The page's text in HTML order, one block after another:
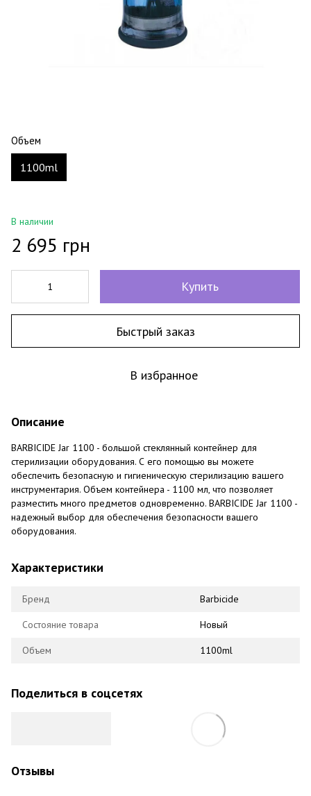
Объем
1100ml
В наличии
2 695 грн
Купить
Быстрый заказ
В избранное
Описание
BARBICIDE Jar 1100 - большой стеклянный контейнер для
стерилизации оборудования. С его помощью вы можете
обеспечить безопасную и гигиеническую стерилизацию вашего
инструментария. Объем контейнера - 1100 мл, что позволяет
разместить много предметов одновременно. BARBICIDE Jar 1100 -
надежный выбор для обеспечения безопасности вашего
оборудования.
Характеристики
Бренд Barbicide
Состояние товара Новый
Объем 1100ml
Поделиться в соцсетях
Отзывы